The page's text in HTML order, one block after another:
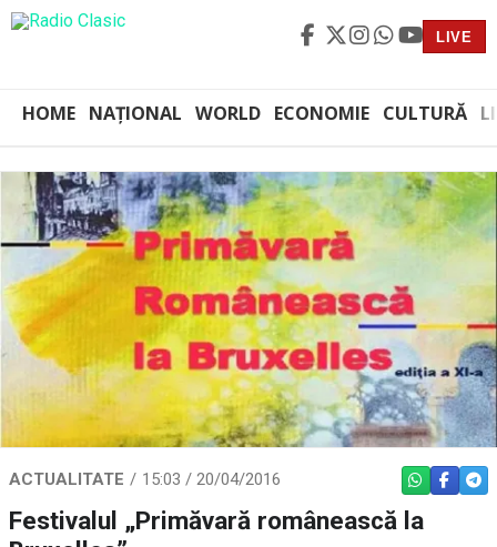
LIVE
HOME NAȚIONAL WORLD ECONOMIE CULTURĂ
ACTUALITATE 15:03 / 20/04/2016 WHATSAPP
Festivalul „Primăvară românească la